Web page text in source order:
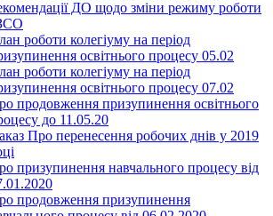
ДО щодо зміни режиму роботи
роботи колегіуму на період
освітнього процесу 05.02
роботи колегіуму на період
освітнього процесу 07.02
продовження призупинення освітнього
до 11.05.20
Про перенесення робочих днів у 2019
призупинення навчального процесу від
продовження призупинення